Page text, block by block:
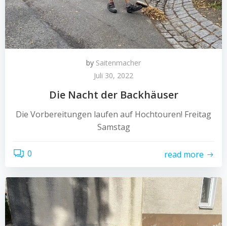
by Saitenmacher
Juli 30, 2022
Die Nacht der Backhäuser
Die Vorbereitungen laufen auf Hochtouren! Freitag
Samstag
0 read more